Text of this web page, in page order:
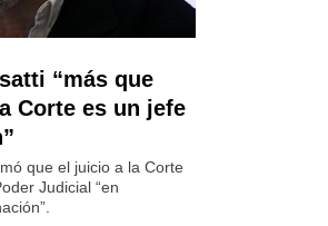
“más que
Corte es un jefe
que el juicio a la Corte
Judicial “en